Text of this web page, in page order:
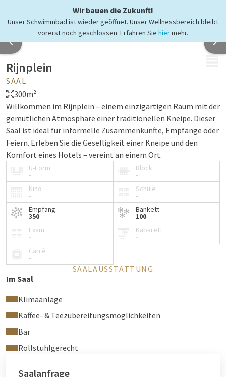
Wir bauen die Zukunft!
Unser Schwimmbad ist wieder geöffnet. Unser Wellnessbereich bleibt
vorerst noch geschlossen. Erfahren Sie hiermehr.
Rijnplein
SAAL
300m²
Willkommen im Rijnplein – einem einzigartigen Raum mit der
gemütlichen Atmosphäre einer traditionellen Kneipe. Dieser
Saal ist ideal für informelle Zusammenkünfte, Empfänge oder
Feiern. Erleben Sie die Geselligkeit einer Kneipe und den
Komfort eines Hotels – vereint an einem Ort.
U-Form
-
Block
-
Kino
-
Schule
-
Empfang
350
Bankett
100
Exam
-
Kabarett
-
Carré
-
SAALAUSSTATTUNG
Im Saal
Klimaanlage
Kaffee- & Teezubereitungsmöglichkeiten
Bar
Rollstuhlgerecht
Saalanfrage